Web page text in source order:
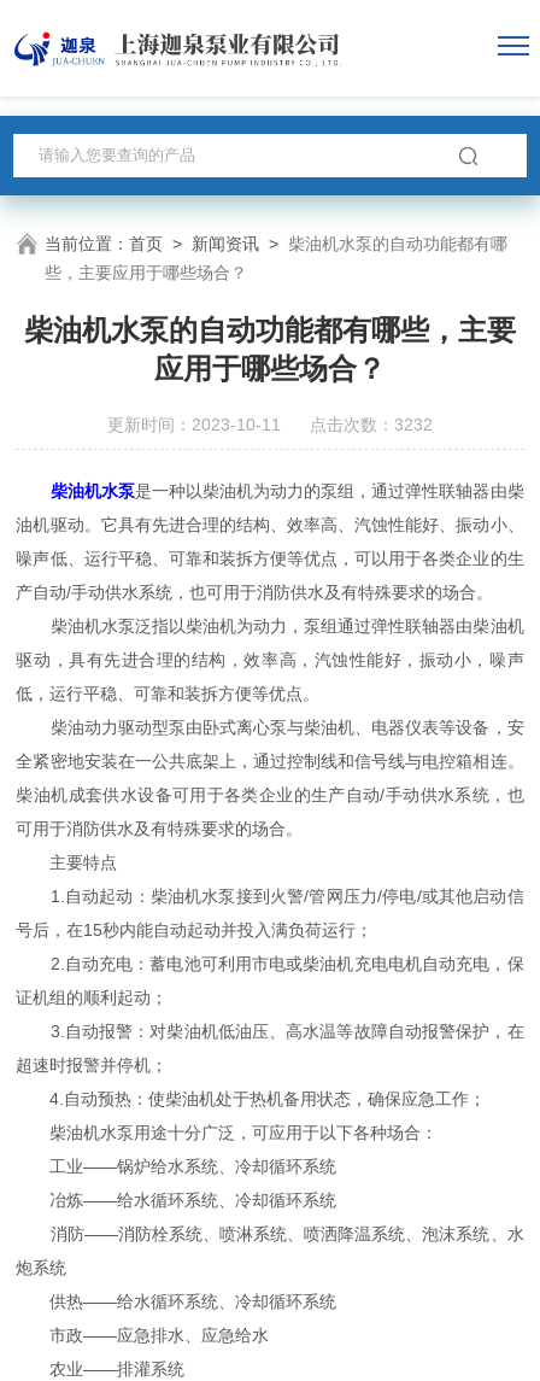
当前位置：首页 > 新闻资讯 > 柴油机水泵的自动功能都有哪
些，主要应用于哪些场合？
柴油机水泵的自动功能都有哪些，主要
应用于哪些场合？
更新时间：2023-10-11 点击次数：3232
柴油机水泵是一种以柴油机为动力的泵组，通过弹性联轴器由柴
油机驱动。它具有先进合理的结构、效率高、汽蚀性能好、振动小、
噪声低、运行平稳、可靠和装拆方便等优点，可以用于各类企业的生
产自动/手动供水系统，也可用于消防供水及有特殊要求的场合。
柴油机水泵泛指以柴油机为动力，泵组通过弹性联轴器由柴油机
驱动，具有先进合理的结构，效率高，汽蚀性能好，振动小，噪声
低，运行平稳、可靠和装拆方便等优点。
柴油动力驱动型泵由卧式离心泵与柴油机、电器仪表等设备，安
全紧密地安装在一公共底架上，通过控制线和信号线与电控箱相连。
柴油机成套供水设备可用于各类企业的生产自动/手动供水系统，也
可用于消防供水及有特殊要求的场合。
主要特点
1.自动起动：柴油机水泵接到火警/管网压力/停电/或其他启动信
号后，在15秒内能自动起动并投入满负荷运行；
2.自动充电：蓄电池可利用市电或柴油机充电电机自动充电，保
证机组的顺利起动；
3.自动报警：对柴油机低油压、高水温等故障自动报警保护，在
超速时报警并停机；
4.自动预热：使柴油机处于热机备用状态，确保应急工作；
柴油机水泵用途十分广泛，可应用于以下各种场合：
工业——锅炉给水系统、冷却循环系统
冶炼——给水循环系统、冷却循环系统
消防——消防栓系统、喷淋系统、喷洒降温系统、泡沫系统、水
炮系统
供热——给水循环系统、冷却循环系统
市政——应急排水、应急给水
农业——排灌系统